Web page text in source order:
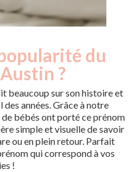
du
?
beaucoup sur son histoire et
années. Grâce à notre
bébés ont porté ce prénom
simple et visuelle de savoir
ou en plein retour. Parfait
qui correspond à vos
!